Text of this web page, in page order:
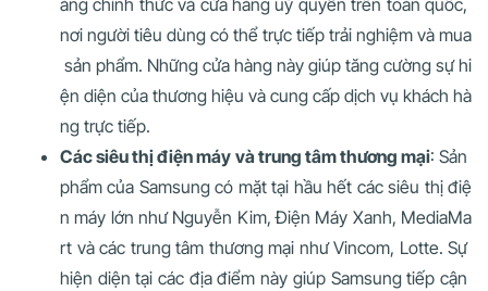
àng chính thức và cửa hàng uỷ quyền trên toàn quốc,
nơi người tiêu dùng có thể trực tiếp trải nghiệm và mua
sản phẩm. Những cửa hàng này giúp tăng cường sự hi
ện diện của thương hiệu và cung cấp dịch vụ khách hà
ng trực tiếp.
Các siêu thị điện máy và trung tâm thương mại: Sản
phẩm của Samsung có mặt tại hầu hết các siêu thị điệ
n máy lớn như Nguyễn Kim, Điện Máy Xanh, MediaMa
rt và các trung tâm thương mại như Vincom, Lotte. Sự
hiện diện tại các địa điểm này giúp Samsung tiếp cận